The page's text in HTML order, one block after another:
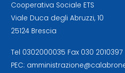
Cooperativa Sociale ETS
Viale Duca degli Abruzzi, 10
25124 Brescia
Tel 0302000035 Fax 030 2010397
PEC: